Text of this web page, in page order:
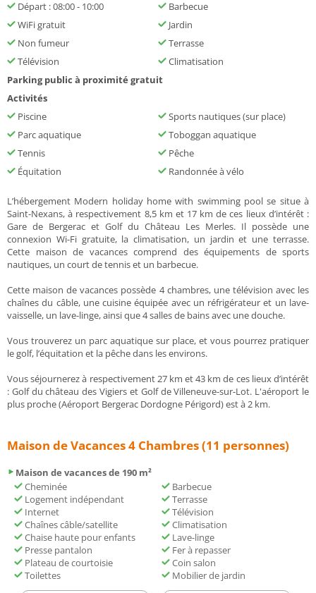
Départ : 08:00 - 10:00
Barbecue
WiFi gratuit
Jardin
Non fumeur
Terrasse
Télévision
Climatisation
Parking public à proximité gratuit
Activités
Piscine
Sports nautiques (sur place)
Parc aquatique
Toboggan aquatique
Tennis
Pêche
Équitation
Randonnée à vélo
L’hébergement Modern holiday home with swimming pool se situe à
Saint-Nexans, à respectivement 8,5 km et 17 km de ces lieux d’intérêt :
Gare de Bergerac et Golf du Château Les Merles. Il possède une
connexion Wi-Fi gratuite, la climatisation, un jardin et une terrasse.
Cette maison de vacances comprend des équipements de sports
nautiques, un court de tennis et un barbecue.
Cette maison de vacances possède 4 chambres, une télévision avec les
chaînes du câble, une cuisine équipée avec un réfrigérateur et un lave-
vaisselle, un lave-linge, ainsi que 4 salles de bains avec une douche.
Vous trouverez un parc aquatique sur place, et vous pourrez pratiquer
le golf, l’équitation et la pêche dans les environs.
Vous séjournerez à respectivement 27 km et 43 km de ces lieux d’intérêt
: Golf du château des Vigiers et Golf de Villeneuve-sur-Lot. L'aéroport le
plus proche (Aéroport Bergerac Dordogne Périgord) est à 2 km.
Maison de Vacances 4 Chambres (11 personnes)
Maison de vacances de 190 m²
Cheminée
Barbecue
Logement indépendant
Terrasse
Internet
Télévision
Chaînes câble/satellite
Climatisation
Chaise haute pour enfants
Lave-linge
Presse pantalon
Fer à repasser
Plateau de courtoisie
Coin salon
Toilettes
Mobilier de jardin